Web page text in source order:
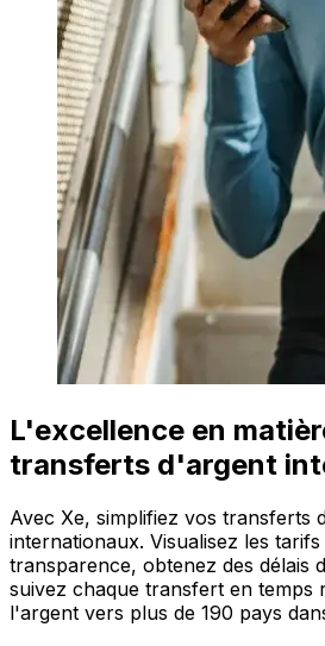
L'excellence en
transferts d'argent
Avec Xe, simplifiez vos transferts
internationaux. Visualisez les
transparence, obtenez des délais
suivez chaque transfert en temps
l'argent vers plus de 190 pays